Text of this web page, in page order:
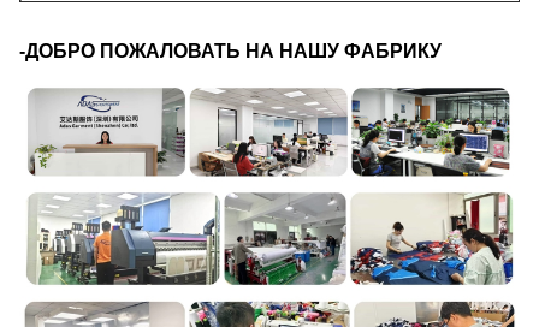
-ДОБРО ПОЖАЛОВАТЬ НА НАШУ ФАБРИКУ